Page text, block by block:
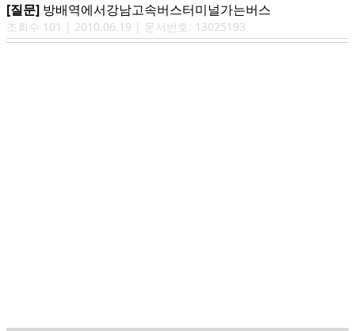
[질문] 방배역에서강남고속버스터미널가는버스
조회수 101 | 2010.06.19 | 문서번호: 13025193